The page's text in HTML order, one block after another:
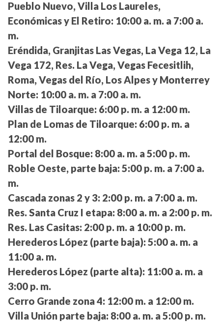
Pueblo Nuevo, Villa Los Laureles,
Económicas y El Retiro: 10:00 a. m. a 7:00 a.
m.
Eréndida, Granjitas Las Vegas, La Vega 12, La
Vega 172, Res. La Vega, Vegas Fecesitlih,
Roma, Vegas del Río, Los Alpes y Monterrey
Norte: 10:00 a. m. a 7:00 a. m.
Villas de Tiloarque: 6:00 p. m. a 12:00 m.
Plan de Lomas de Tiloarque: 6:00 p. m. a
12:00 m.
Portal del Bosque: 8:00 a. m. a 5:00 p. m.
Roble Oeste, parte baja: 5:00 p. m. a 7:00 a.
m.
Cascada zonas 2 y 3: 2:00 p. m. a 7:00 a. m.
Res. Santa Cruz I etapa: 8:00 a. m. a 2:00 p. m.
Res. Las Casitas: 2:00 p. m. a 10:00 p. m.
Herederos López (parte baja): 5:00 a. m. a
11:00 a. m.
Herederos López (parte alta): 11:00 a. m. a
3:00 p. m.
Cerro Grande zona 4: 12:00 m. a 12:00 m.
Villa Unión parte baja: 8:00 a. m. a 5:00 p. m.